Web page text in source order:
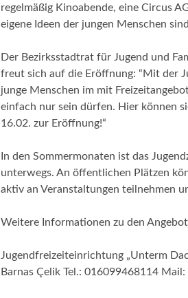
regelmäßig Kinoabende, eine Circus
eigene Ideen der jungen Menschen
Der Bezirksstadtrat für Jugend und
freut sich auf die Eröffnung: “Mit der
junge Menschen im mit
einfach nur sein dürfen. Hier können
16.02. zur Eröffnung!“
In den Sommermonaten ist das
unterwegs. An öffentlichen Plätzen
aktiv an Veranstaltungen teilnehmen
Weitere Informationen zu den
Jugendfreizeiteinrichtung „Unterm
Barnas Çelik Tel.: 016099468114 Mail: